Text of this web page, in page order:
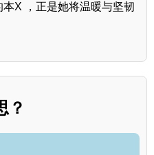
X ，正是她将温暖与坚韧
？